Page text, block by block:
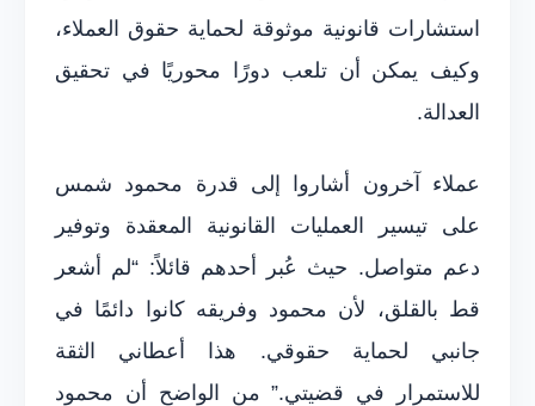
استشارات قانونية موثوقة لحماية حقوق العملاء،
وكيف يمكن أن تلعب دورًا محوريًا في تحقيق
العدالة.
عملاء آخرون أشاروا إلى قدرة محمود شمس
على تيسير العمليات القانونية المعقدة وتوفير
دعم متواصل. حيث عُبر أحدهم قائلاً: “لم أشعر
قط بالقلق، لأن محمود وفريقه كانوا دائمًا في
جانبي لحماية حقوقي. هذا أعطاني الثقة
للاستمرار في قضيتي.” من الواضح أن محمود